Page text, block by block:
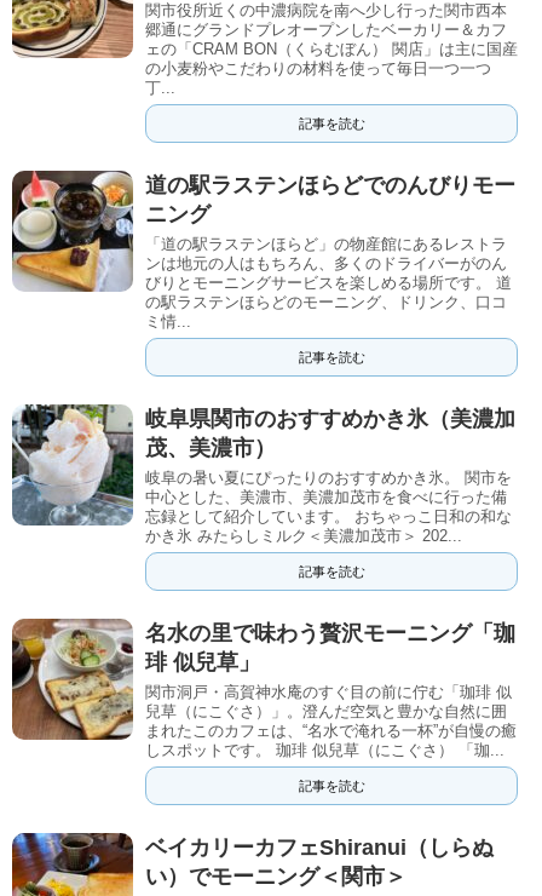
関市役所近くの中濃病院を南へ少し行った関市西本
郷通にグランドプレオープンしたベーカリー＆カフ
ェの「CRAM BON（くらむぼん） 関店」は主に国産
の小麦粉やこだわりの材料を使って毎日一つ一つ
丁...
記事を読む
道の駅ラステンほらどでのんびりモー
ニング
「道の駅ラステンほらど」の物産館にあるレストラ
ンは地元の人はもちろん、多くのドライバーがのん
びりとモーニングサービスを楽しめる場所です。 道
の駅ラステンほらどのモーニング、ドリンク、口コ
ミ情...
記事を読む
岐阜県関市のおすすめかき氷（美濃加
茂、美濃市）
岐阜の暑い夏にぴったりのおすすめかき氷。 関市を
中心とした、美濃市、美濃加茂市を食べに行った備
忘録として紹介しています。 おちゃっこ日和の和な
かき氷 みたらしミルク＜美濃加茂市＞ 202...
記事を読む
名水の里で味わう贅沢モーニング「珈
琲 似兒草」
関市洞戸・高賀神水庵のすぐ目の前に佇む「珈琲 似
兒草（にこぐさ）」。澄んだ空気と豊かな自然に囲
まれたこのカフェは、“名水で淹れる一杯”が自慢の癒
しスポットです。 珈琲 似兒草（にこぐさ） 「珈...
記事を読む
ベイカリーカフェShiranui（しらぬ
い）でモーニング＜関市＞